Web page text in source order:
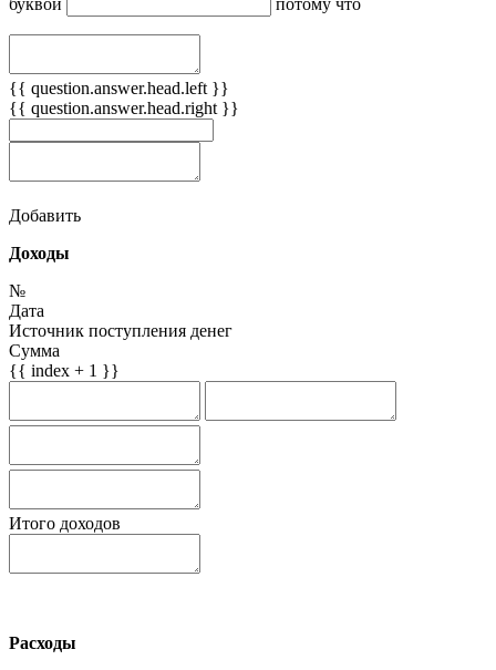
буквой потому что
{{ question.answer.head.left }}
{{ question.answer.head.right }}
Добавить
Доходы
№
Дата
Источник поступления денег
Сумма
{{ index + 1 }}
Итого доходов
Расходы